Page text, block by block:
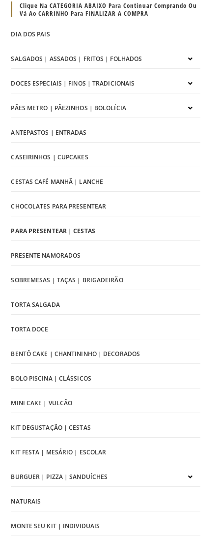
Clique Na CATEGORIA ABAIXO Para Continuar Comprando Ou
Vá Ao CARRINHO Para FINALIZAR A COMPRA
DIA DOS PAIS
SALGADOS | ASSADOS | FRITOS | FOLHADOS
DOCES ESPECIAIS | FINOS | TRADICIONAIS
PÃES METRO | PÃEZINHOS | BOLOLÍCIA
ANTEPASTOS | ENTRADAS
CASEIRINHOS | CUPCAKES
CESTAS CAFÉ MANHÃ | LANCHE
CHOCOLATES PARA PRESENTEAR
PARA PRESENTEAR | CESTAS
PRESENTE NAMORADOS
SOBREMESAS | TAÇAS | BRIGADEIRÃO
TORTA SALGADA
TORTA DOCE
BENTÔ CAKE | CHANTININHO | DECORADOS
BOLO PISCINA | CLÁSSICOS
MINI CAKE | VULCÃO
KIT DEGUSTAÇÃO | CESTAS
KIT FESTA | MESÁRIO | ESCOLAR
BURGUER | PIZZA | SANDUÍCHES
NATURAIS
MONTE SEU KIT | INDIVIDUAIS